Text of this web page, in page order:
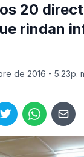
20
rindan
de 2016 - 5:23p.